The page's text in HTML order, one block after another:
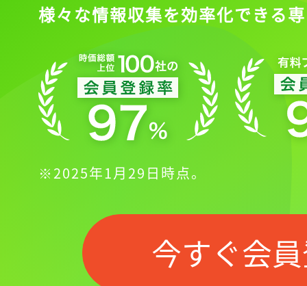
様々な情報収集を効率化できる
※2025年1月29日時点。
今すぐ会